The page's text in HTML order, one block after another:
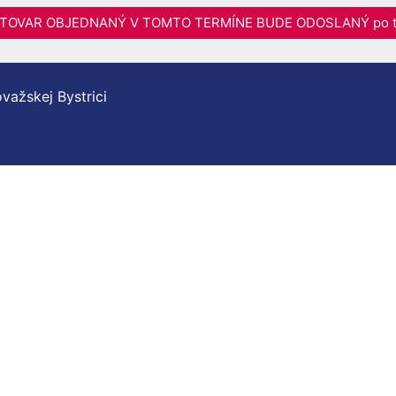
OBJEDNANÝ V TOMTO TERMÍNE BUDE ODOSLANÝ
Bystrici